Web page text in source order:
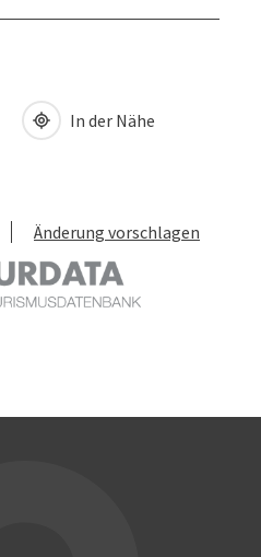
In der Nähe
Änderung vorschlagen